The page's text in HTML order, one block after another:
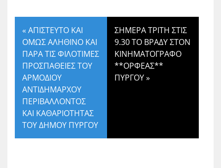
« ΑΠΙΣΤΕΥΤΟ ΚΑΙ
ΟΜΩΣ ΑΛΗΘΙΝΟ ΚΑΙ
ΠΑΡΑ ΤΙΣ ΦΙΛΟΤΙΜΕΣ
ΠΡΟΣΠΑΘΕΙΕΣ ΤΟΥ
ΑΡΜΟΔΙΟΥ
ΑΝΤΙΔΗΜΑΡΧΟΥ
ΠΕΡΙΒΑΛΛΟΝΤΟΣ
ΚΑΙ ΚΑΘΑΡΙΟΤΗΤΑΣ
ΤΟΥ ΔΗΜΟΥ ΠΥΡΓΟΥ
ΣΗΜΕΡΑ ΤΡΙΤΗ ΣΤΙΣ
9.30 ΤΟ ΒΡΑΔΥ ΣΤΟΝ
ΚΙΝΗΜΑΤΟΓΡΑΦΟ
**ΟΡΦΕΑΣ**
ΠΥΡΓΟΥ»